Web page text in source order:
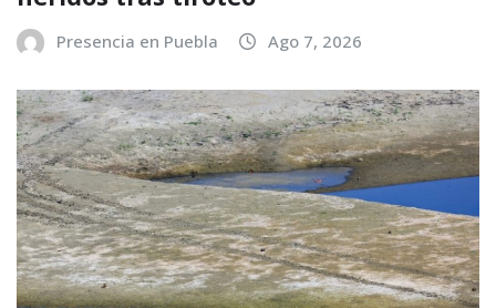
Presencia en Puebla Ago 7, 2026